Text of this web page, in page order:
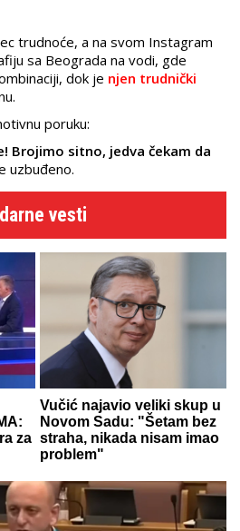
trudnoće, a na svom Instagram
sa Beograda na vodi, gde
dok je njen trudnički
poruku:
Brojimo sitno, jedva čekam da
uzbuđeno.
vesti
za
Vučić najavio veliki skup u
Novom Sadu: "Šetam bez
straha, nikada nisam imao
problem"